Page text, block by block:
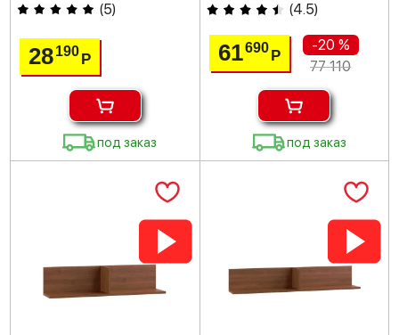
(5)
28190Р
под заказ
(4.5)
61690 Р
-20 %
77 110
под заказ